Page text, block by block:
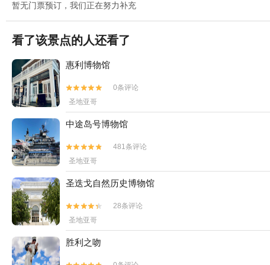
暂无门票预订，我们正在努力补充
看了该景点的人还看了
惠利博物馆


0条评论
圣地亚哥
中途岛号博物馆


481条评论
圣地亚哥
圣迭戈自然历史博物馆


28条评论
圣地亚哥
胜利之吻